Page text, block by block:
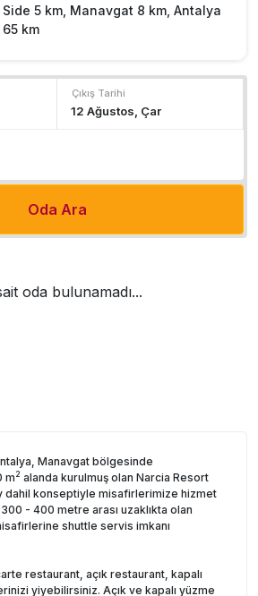
Side 5 km, Manavgat 8 km, Antalya
65 km
Çıkış Tarihi
Oda Ara
oda bulunamadı...
Manavgat bölgesinde
m2 alanda kurulmuş olan Narcia Resort
dahil konseptiyle misafirlerimize hizmet
- 400 metre arası uzaklıkta olan
shuttle servis imkanı
restaurant, açık restaurant, kapalı
yiyebilirsiniz. Açık ve kapalı yüzme